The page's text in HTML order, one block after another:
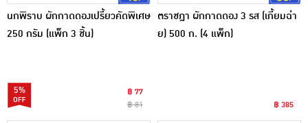
นกพิราบ ผักกาดดองเปรี้ยวคัดพิเศษ
250 กรัม (แพ็ก 3 ชิ้น)
5%
฿ 77
฿ 81
ตราชฎา ผักกาดดอง 3 รส (เกี้ยมฉ่า
ย) 500 ก. (4 แพ็ก)
฿ 385